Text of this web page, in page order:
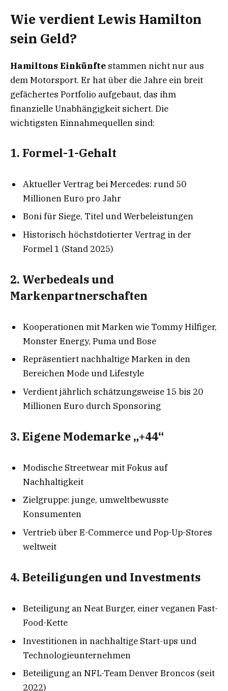
Wie verdient Lewis Hamilton
sein Geld?
Hamiltons Einkünfte stammen nicht nur aus
dem Motorsport. Er hat über die Jahre ein breit
gefächertes Portfolio aufgebaut, das ihm
finanzielle Unabhängigkeit sichert. Die
wichtigsten Einnahmequellen sind:
1. Formel-1-Gehalt
Aktueller Vertrag bei Mercedes: rund 50
Millionen Euro pro Jahr
Boni für Siege, Titel und Werbeleistungen
Historisch höchstdotierter Vertrag in der
Formel 1 (Stand 2025)
2. Werbedeals und
Markenpartnerschaften
Kooperationen mit Marken wie Tommy Hilfiger,
Monster Energy, Puma und Bose
Repräsentiert nachhaltige Marken in den
Bereichen Mode und Lifestyle
Verdient jährlich schätzungsweise 15 bis 20
Millionen Euro durch Sponsoring
3. Eigene Modemarke „+44“
Modische Streetwear mit Fokus auf
Nachhaltigkeit
Zielgruppe: junge, umweltbewusste
Konsumenten
Vertrieb über E-Commerce und Pop-Up-Stores
weltweit
4. Beteiligungen und Investments
Beteiligung an Neat Burger, einer veganen Fast-
Food-Kette
Investitionen in nachhaltige Start-ups und
Technologieunternehmen
Beteiligung an NFL-Team Denver Broncos (seit
2022)